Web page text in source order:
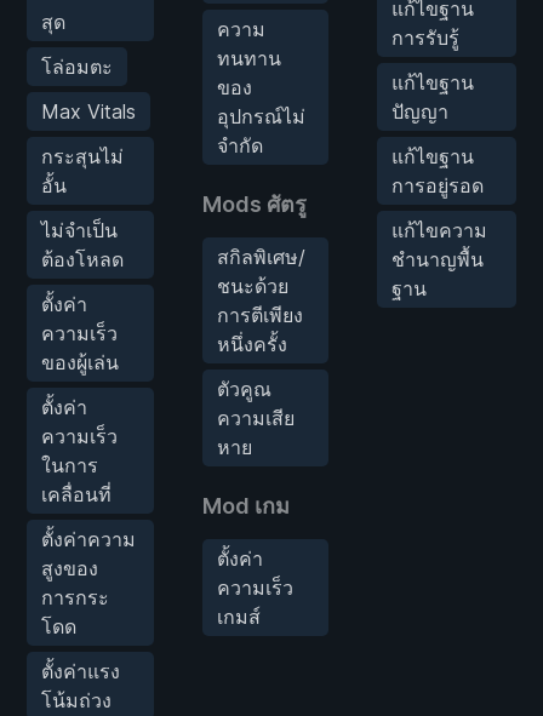
สุด
โล่อมตะ
Max Vitals
กระสุนไม่
อั้น
ไม่จำเป็น
ต้องโหลด
ตั้งค่า
ความเร็ว
ของผู้เล่น
ตั้งค่า
ความเร็ว
ในการ
เคลื่อนที่
ตั้งค่าความ
สูงของ
การกระ
โดด
ตั้งค่าแรง
โน้มถ่วง
ความ
ทนทาน
ของ
อุปกรณ์ไม่
จำกัด
Mods ศัตรู
สกิลพิเศษ/
ชนะด้วย
การตีเพียง
หนึ่งครั้ง
ตัวคูณ
ความเสีย
หาย
Mod เกม
ตั้งค่า
ความเร็ว
เกมส์
แก้ไขฐาน
การรับรู้
แก้ไขฐาน
ปัญญา
แก้ไขฐาน
การอยู่รอด
แก้ไขความ
ชำนาญพื้น
ฐาน